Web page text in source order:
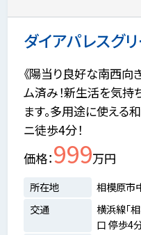
ダイアパレスグ
《陽当り良好な南西向
ム済み！新生活を気持
ます。多用途に使える
ニ徒歩4分！
価格 999万円
所在地
相模原市
交通
横浜線「
口 停歩4